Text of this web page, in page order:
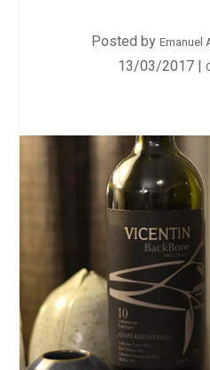
Posted by Emanuel
13/03/2017|